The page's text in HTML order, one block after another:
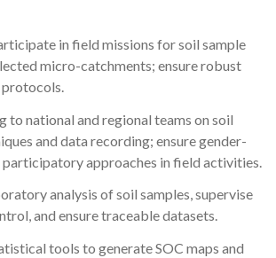
in field missions for soil sample
micro-catchments; ensure robust
to national and regional teams on soil
and data recording; ensure gender-
participatory approaches in field activities.
analysis of soil samples, supervise
and ensure traceable datasets.
tools to generate SOC maps and